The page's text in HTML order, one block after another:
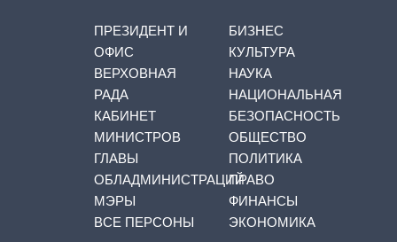
ПРЕЗИДЕНТ И
ОФИС
ВЕРХОВНАЯ
РАДА
КАБИНЕТ
МИНИСТРОВ
ГЛАВЫ
ОБЛАДМИНИСТРАЦИЙ
МЭРЫ
ВСЕ ПЕРСОНЫ
БИЗНЕС
КУЛЬТУРА
НАУКА
НАЦИОНАЛЬНАЯ
БЕЗОПАСНОСТЬ
ОБЩЕСТВО
ПОЛИТИКА
ПРАВО
ФИНАНСЫ
ЭКОНОМИКА